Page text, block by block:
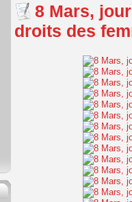
8 Mars,
droits des